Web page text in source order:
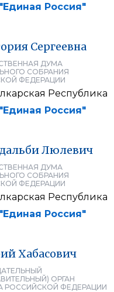
Россия"
Сергеевна
ДУМА
СОБРАНИЯ
ФЕДЕРАЦИИ
Республика
Россия"
Люлевич
ДУМА
СОБРАНИЯ
ФЕДЕРАЦИИ
Республика
Россия"
Хабасович
ОРГАН
РОССИЙСКОЙ ФЕДЕРАЦИИ